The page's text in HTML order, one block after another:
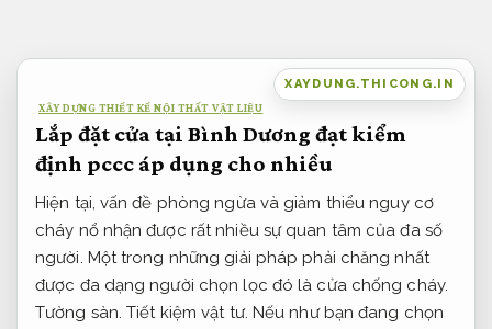
nội
XAYDUNG.THICONG.IN
XÂY DỰNG THIẾT KẾ NỘI THẤT VẬT LIỆU
Lắp đặt cửa tại Bình Dương đạt kiểm
định pccc áp dụng cho nhiều
Hiện tại, vấn đề phòng ngừa và giảm thiểu nguy cơ
cháy nổ nhận được rất nhiều sự quan tâm của đa số
người. Một trong những giải pháp phải chăng nhất
được đa dạng người chọn lọc đó là cửa chống cháy.
Tường sàn. Tiết kiệm vật tư. Nếu như bạn đang chọn